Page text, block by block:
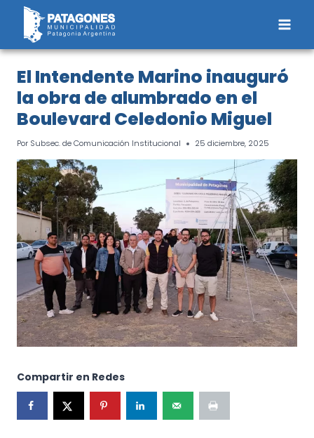
Saltar
contenido
El Intendente Marino inauguró
la obra de alumbrado en el
Boulevard Celedonio Miguel
Por Subsec. de Comunicación Institucional 25 diciembre, 2025
Compartir en Redes